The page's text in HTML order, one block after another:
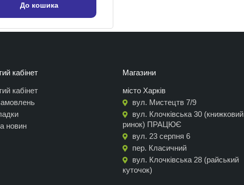
До кошика
кабінет
кабінет
новин
Магазини
місто Харків
вул. Мистецтв 7/9
вул. Клочківська 30 (книжковий
ринок) ПРАЦЮЄ
вул. 23 серпня 6
пер. Класичний
вул. Клочківська 28 (райський
куточок)